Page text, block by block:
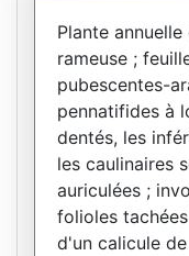
Plante
rameuse ;
pubescentes-
pennatifides à
dentés, les
les caulinaires
auriculées ;
folioles
d'un calicule